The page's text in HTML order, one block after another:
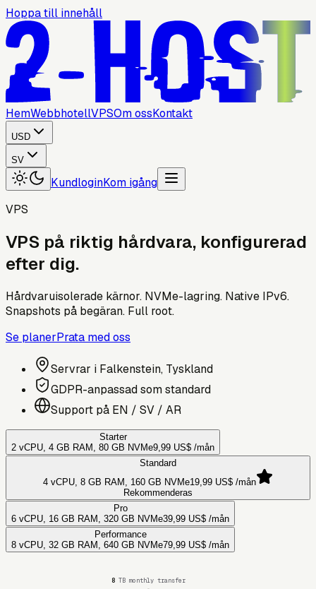
Hoppa till innehåll
HemWebbhotellVPSOm ossKontakt
USD
SV
KundloginKom igång
VPS
VPS på riktig hårdvara, konfigurerad
efter dig.
Hårdvaruisolerade kärnor. NVMe-lagring. Native IPv6.
Snapshots på begäran. Full root.
Se planerPrata med oss
Servrar i Falkenstein, Tyskland
GDPR-anpassad som standard
Support på EN / SV / AR
Starter
2 vCPU, 4 GB RAM, 80 GB NVMe9,99 US$ /mån
Standard
4 vCPU, 8 GB RAM, 160 GB NVMe19,99 US$ /mån
Rekommenderas
Pro
6 vCPU, 16 GB RAM, 320 GB NVMe39,99 US$ /mån
Performance
8 vCPU, 32 GB RAM, 640 GB NVMe79,99 US$ /mån
8 TB monthly transfer